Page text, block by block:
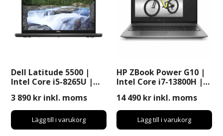
Dell Latitude 5500 |
Intel Core i5-8265U |
| Windows 11 Pro
3 890 kr inkl. moms
Lägg till i varukorg
HP ZBook Power G10 |
Intel Core i7-13800H |
512GB SSD | 15″ |
Windows 11 Pro
14 490 kr inkl. moms
Lägg till i varukorg